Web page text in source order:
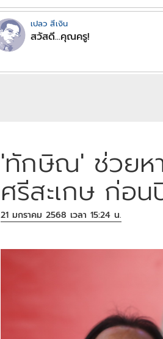
เปลว สีเงิน
สวัสดี...คุณครู!
'ทักษิณ' ช่วยห
ศรีสะเกษ ก่อน
21 มกราคม 2568 เวลา 15:24 น.